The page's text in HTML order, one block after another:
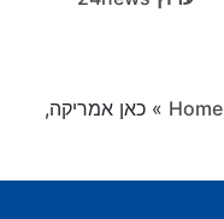
Home
» כאן אמריקה,